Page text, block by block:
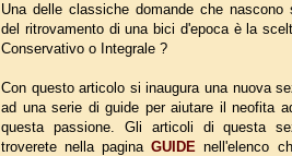
Una delle classiche domande che nascono
del ritrovamento di una bici d'epoca è la
Conservativo o Integrale ?
Con questo articolo si inaugura una nuova
ad una serie di guide per aiutare il neofita
questa passione. Gli articoli di questa
troverete nella paginaGUIDE nell'elenco